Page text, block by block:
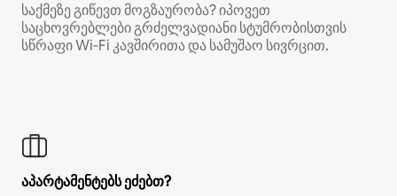
საქმეზე გიწევთ მოგზაურობა? იპოვეთ
საცხოვრებლები გრძელვადიანი სტუმრობისთვის
სწრაფი Wi‑Fi კავშირითა და სამუშაო სივრცით.
აპარტამენტებს ეძებთ?